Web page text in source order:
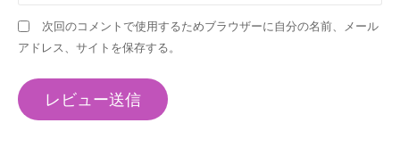
次回のコメントで使用するためブラウザーに自分の名前、メール
アドレス、サイトを保存する。